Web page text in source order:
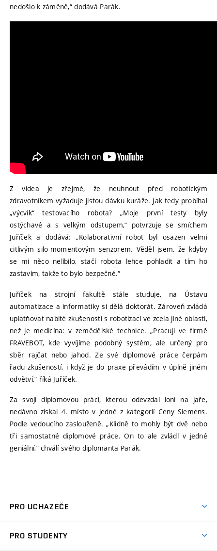
nedošlo k záměně,“ dodává Parák.
Z videa je zřejmé, že neuhnout před robotickým
zdravotníkem vyžaduje jistou dávku kuráže. Jak tedy probíhal
„výcvik“ testovacího robota? „Moje první testy byly
ostýchavé a s velkým odstupem,“ potvrzuje se smíchem
Juříček a dodává: „Kolaborativní robot byl osazen velmi
citlivým silo-momentovým senzorem. Věděl jsem, že kdyby
se mi něco nelíbilo, stačí robota lehce pohladit a tím ho
zastavím, takže to bylo bezpečné.“
Juříček na strojní fakultě stále studuje, na Ústavu
automatizace a informatiky si dělá doktorát. Zároveň zvládá
uplatňovat nabité zkušenosti s robotizací ve zcela jiné oblasti,
než je medicína: v zemědělské technice. „Pracuji ve firmě
FRAVEBOT, kde vyvíjíme podobný systém, ale určený pro
sběr rajčat nebo jahod. Ze své diplomové práce čerpám
řadu zkušeností, i když je do praxe převádím v úplně jiném
odvětví,“ říká Juříček.
Za svoji diplomovou práci, kterou odevzdal loni na jaře,
nedávno získal 4. místo v jedné z kategorií Ceny Siemens.
Podle vedoucího zaslouženě. „Klidně to mohly být dvě nebo
tři samostatné diplomové práce. On to ale zvládl v jedné
geniální,“ chválí svého diplomanta Parák.
PRO UCHAZEČE
PRO STUDENTY